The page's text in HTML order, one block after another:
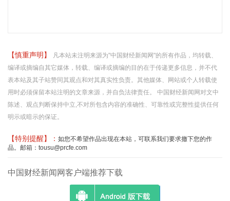
【慎重声明】
凡本站未注明来源为"中国财经新闻网"的所有作品，均转载、
编译或摘编自其它媒体，转载、编译或摘编的目的在于传递更多信息，并不代
表本站及其子站赞同其观点和对其真实性负责。其他媒体、网站或个人转载使
用时必须保留本站注明的文章来源，并自负法律责任。 中国财经新闻网对文中
陈述、观点判断保持中立,不对所包含内容的准确性、可靠性或完整性提供任何
明示或暗示的保证。
【特别提醒】： 如您不希望作品出现在本站，可联系我们要求撤下您的作
品。邮箱：tousu@prcfe.com
中国财经新闻网客户端推荐下载